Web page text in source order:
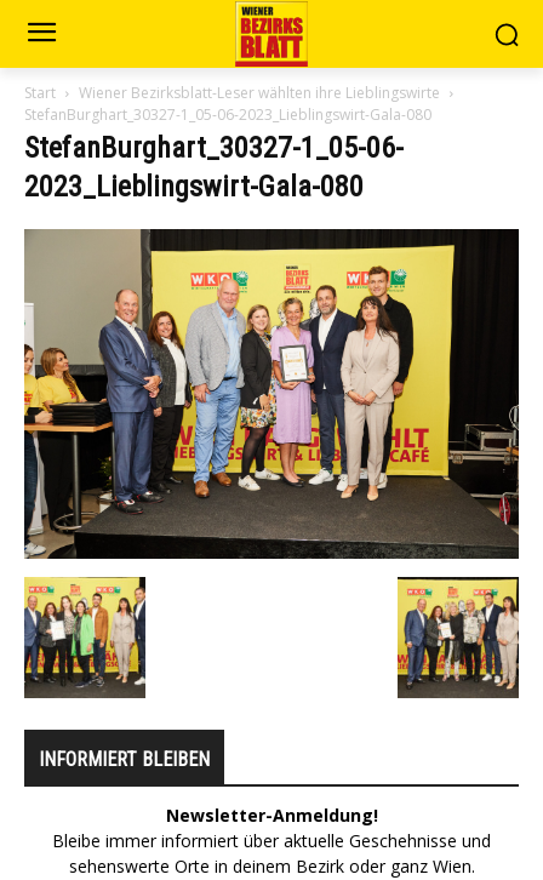
Start
Wiener Bezirksblatt-Leser wählten ihre Lieblingswirte
StefanBurghart_30327-1_05-06-2023_Lieblingswirt-Gala-080
StefanBurghart_30327-1_05-06-
2023_Lieblingswirt-Gala-080
INFORMIERT BLEIBEN
Newsletter-Anmeldung!
Bleibe immer informiert über aktuelle Geschehnisse und
sehenswerte Orte in deinem Bezirk oder ganz Wien.